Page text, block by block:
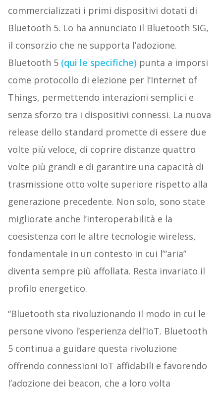
commercializzati i primi dispositivi dotati di
Bluetooth 5. Lo ha annunciato il Bluetooth SIG,
il consorzio che ne supporta l’adozione.
Bluetooth 5 (qui le specifiche) punta a imporsi
come protocollo di elezione per l’Internet of
Things, permettendo interazioni semplici e
senza sforzo tra i dispositivi connessi. La nuova
release dello standard promette di essere due
volte più veloce, di coprire distanze quattro
volte più grandi e di garantire una capacità di
trasmissione otto volte superiore rispetto alla
generazione precedente. Non solo, sono state
migliorate anche l’interoperabilità e la
coesistenza con le altre tecnologie wireless,
fondamentale in un contesto in cui l’“aria”
diventa sempre più affollata. Resta invariato il
profilo energetico.
“Bluetooth sta rivoluzionando il modo in cui le
persone vivono l’esperienza dell’IoT. Bluetooth
5 continua a guidare questa rivoluzione
offrendo connessioni IoT affidabili e favorendo
l’adozione dei beacon, che a loro volta